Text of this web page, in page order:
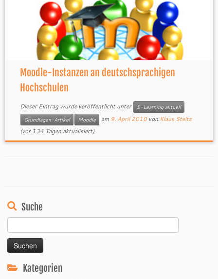
Moodle-Instanzen an deutschsprachigen
Hochschulen
Dieser Eintrag wurde veröffentlicht unter
E-Learning aktuell
Grundlagen-Artikel
Moodle am 9. April 2010 von Klaus Steitz
(vor 134 Tagen aktualisiert)
Suche
nach:
Kategorien